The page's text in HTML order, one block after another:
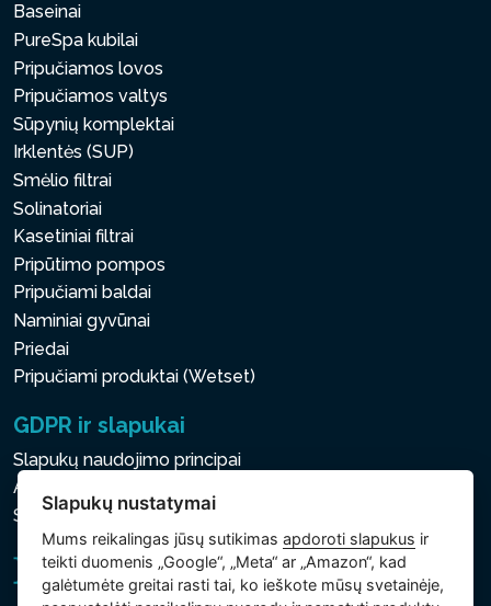
Baseinai
PureSpa kubilai
Pripučiamos lovos
Pripučiamos valtys
Sūpynių komplektai
Irklentės (SUP)
Smėlio filtrai
Solinatoriai
Kasetiniai filtrai
Pripūtimo pompos
Pripučiami baldai
Naminiai gyvūnai
Priedai
Pripučiami produktai (Wetset)
GDPR ir slapukai
Slapukų naudojimo principai
Asmens ir kitų tvarkomų duomenų apsaugos politika
Slapukų nustatymai
Slapukų nustatymai
Mums reikalingas jūsų sutikimasapdoroti slapukus ir
teikti duomenis „Google“, „Meta“ ar „Amazon“, kad
galėtumėte greitai rasti tai, ko ieškote mūsų svetainėje,